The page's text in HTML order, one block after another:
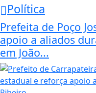
Política
Prefeita de Poço
apoio a aliados
em João...